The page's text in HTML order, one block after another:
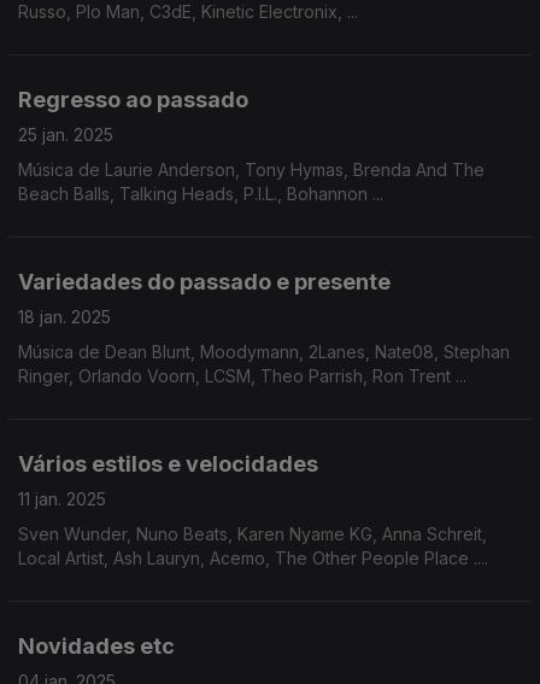
Russo, Plo Man, C3dE, Kinetic Electronix, ...
Regresso ao passado
25 jan. 2025
Música de Laurie Anderson, Tony Hymas, Brenda And The
Beach Balls, Talking Heads, P.I.L., Bohannon ...
Variedades do passado e presente
18 jan. 2025
Música de Dean Blunt, Moodymann, 2Lanes, Nate08, Stephan
Ringer, Orlando Voorn, LCSM, Theo Parrish, Ron Trent ...
Vários estilos e velocidades
11 jan. 2025
Sven Wunder, Nuno Beats, Karen Nyame KG, Anna Schreit,
Local Artist, Ash Lauryn, Acemo, The Other People Place ....
Novidades etc